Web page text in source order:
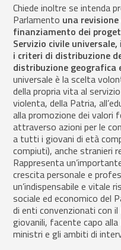
Chiede inoltre se intenda
Parlamento una
finanziamento dei
Servizio civile universale,
i criteri di distribuzione
distribuzione geografica
universale è la scelta
della propria vita al
violenta, della Patria,
alla promozione dei valori
attraverso azioni per le
a tutti i giovani di età
compiuti), anche stranieri
Rappresenta
crescita personale e
un’indispensabile e vitale
sociale ed economico del
di enti convenzionati con
giovanili, facente capo alla
ministri e gli ambiti di